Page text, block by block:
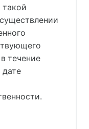
такой
течение